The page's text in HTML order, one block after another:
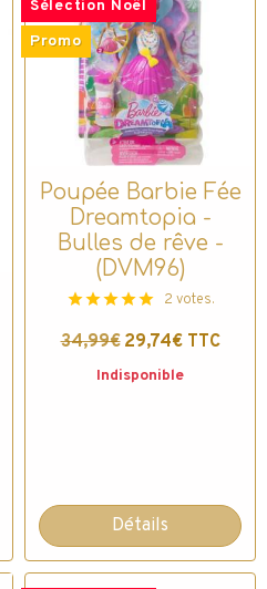
Sélection Noël
Promo
Poupée Barbie Fée
Dreamtopia -
Bulles de rêve -
(DVM96)
2 votes.
34,99€ 29,74€ TTC
Indisponible
Détails